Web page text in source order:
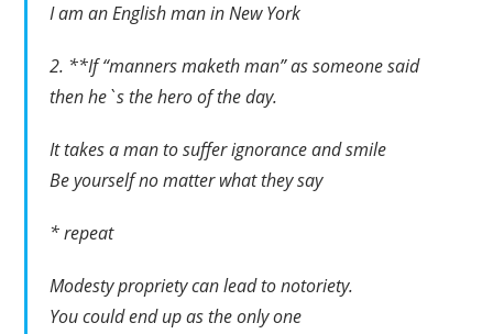
I am an English man in New York
2. **If “manners maketh man” as someone said
then he`s the hero of the day.
It takes a man to suffer ignorance and smile
Be yourself no matter what they say
* repeat
Modesty propriety can lead to notoriety.
You could end up as the only one